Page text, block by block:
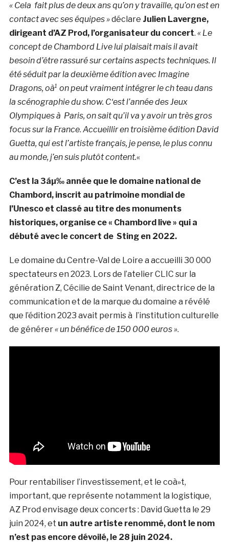
« Cela fait plus de deux ans qu’on y travaille, qu’on est en
contact avec ses équipes »déclare Julien Lavergne,
dirigeant d’AZ Prod, l’organisateur du concert. « Le
concept de Chambord Live lui plaisait mais il avait
besoin d’être rassuré sur certains aspects techniques. Il
été séduit par la deuxième édition avec Imagine
Dragons, oà¹ on peut vraiment intégrer le ch teau dans
la scénographie du show. C‘est l’année des Jeux
Olympiques à Paris, on sait qu’il va y avoir un très gros
focus sur la France. Accueillir en troisième édition David
Guetta, qui est l’artiste français, je pense, le plus connu
au monde, j’en suis plutôt content.«
C’est la 3áµ‰ année que le domaine national de
Chambord, inscrit au patrimoine mondial de
l’Unesco et classé au titre des monuments
historiques, organise ce « Chambord live » qui a
débuté avec le concert de Sting en 2022.
Le domaine du Centre-Val de Loire a accueilli 30 000
spectateurs en 2023. Lors de l’atelier CLIC sur la
génération Z, Cécilie de Saint Venant, directrice de la
communication et de la marque du domaine a révélé
que l’édition 2023 avait permis à l’institution culturelle
de générer« un bénéfice de 150 000 euros ».
Pour rentabiliser l’investissement, et le coà»t,
important, que représente notamment la logistique,
AZ Prod envisage deux concerts : David Guetta le 29
juin 2024, et un autre artiste renommé, dont le nom
n’est pas encore dévoilé, le 28 juin 2024.